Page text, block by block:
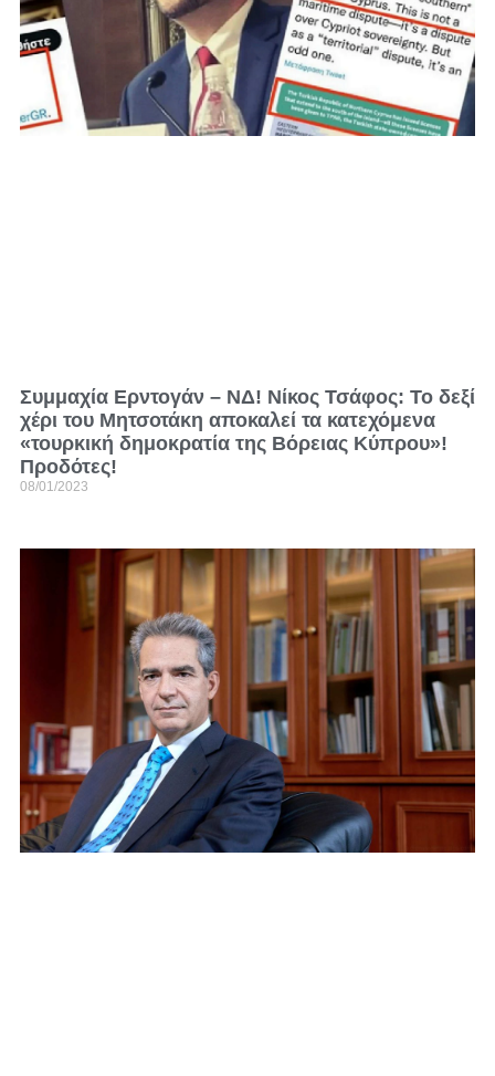
Συμμαχία Ερντογάν – ΝΔ! Νίκος Τσάφος: Το δεξί
χέρι του Μητσοτάκη αποκαλεί τα κατεχόμενα
«τουρκική δημοκρατία της Βόρειας Κύπρου»!
Προδότες!
08/01/2023